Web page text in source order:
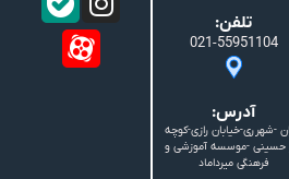
تلفن:
021-55951104
آدرس:
-شهرری-خیابان رازی-کوچه
حسینی -موسسه آموزشی و
فرهنگی میرداماد